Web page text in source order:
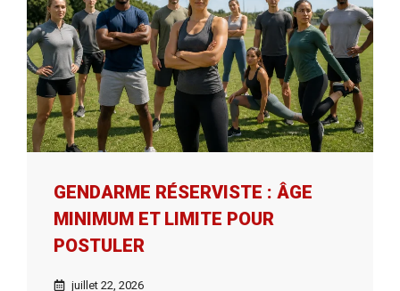
GENDARME RÉSERVISTE : ÂGE
MINIMUM ET LIMITE POUR
POSTULER
juillet 22, 2026